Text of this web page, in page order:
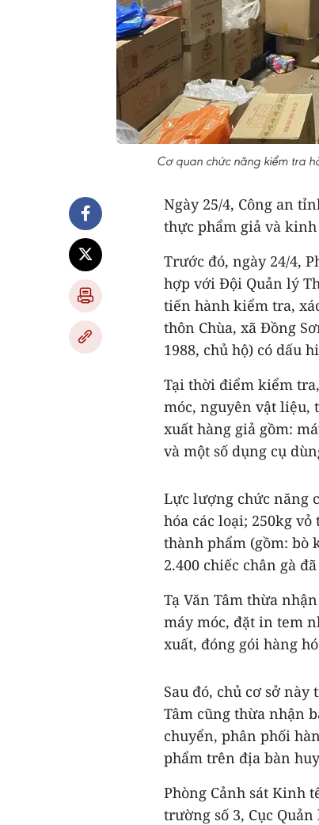
Cơ quan chức năng kiểm tra
Ngày 25/4, Công an
thực phẩm giả và
Trước đó, ngày 24/4,
hợp với Đội Quản lý
tiến hành kiểm tra,
thôn Chùa, xã Đồng
1988, chủ hộ) có dấu
Tại thời điểm kiểm
móc, nguyên vật liệu,
xuất hàng giả gồm:
và một số dụng cụ
Lực lượng chức năng
hóa các loại; 250kg
thành phẩm (gồm: bò
2.400 chiếc chân gà
Tạ Văn Tâm thừa
máy móc, đặt in tem
xuất, đóng gói hàng
Sau đó, chủ cơ sở
Tâm cũng thừa nhận
chuyển, phân phối
phẩm trên địa bàn
Phòng Cảnh sát Kinh
trường số 3, Cục